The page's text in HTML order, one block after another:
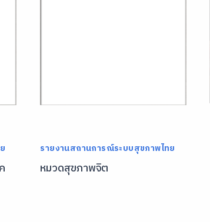
รายงานสถานการณ์ระบบสุขภาพไทย
หมวดสุขภาพจิต